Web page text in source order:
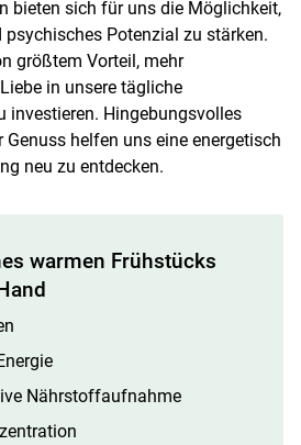
bieten sich für uns die Möglichkeit,
psychisches Potenzial zu stärken.
größtem Vorteil, mehr
in unsere tägliche
investieren. Hingebungsvolles
helfen uns eine energetisch
neu zu entdecken.
warmen Frühstücks
Nährstoffaufnahme